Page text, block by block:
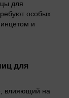
для
особых
и
для
влияющий на